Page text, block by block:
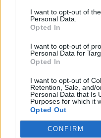
I want to opt-out of
Personal Data.
Opted In
I want to opt-out of
Personal Data for
Opted In
I want to opt-out of
Retention, Sale, and/
Personal Data that Is
Purposes for which it
Opted Out
CONFIRM
πάγια σχετική
Ακολουθήστε το
μάθετε πρώτοιόλες
ΣΤΕ ΔΑΣΙΚΟΙ
ΟΙΚΟΔΟΜΙΚΕΣ ΑΔΕΙΕΣ